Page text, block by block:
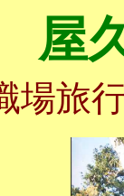
屋
場旅